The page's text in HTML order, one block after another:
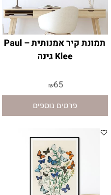
תמונת קיר אמנותית – Paul
Klee גינה
₪65
פרטים נוספים